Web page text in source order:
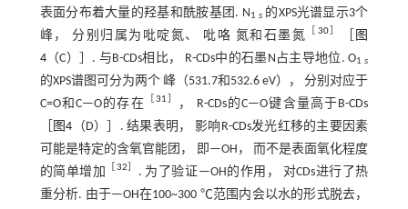
表面分布着大量的羟基和酰胺基团. N1 s的XPS光谱显示3个
峰， 分别归属为吡啶氮、 吡咯 氮和石墨氮
［ 30］
图
4（C）］. 与B-CDs相比， R-CDs中的石墨N占主导地位. O1 s
的XPS谱图可分为两个 峰（531.7和532.6 eV）， 分别对应于
C=O和C—O的存在 ［31］
， R-CDs的C—O键含量高于B-CDs
图4 （D）］. 结果表明， 影响R-CDs发光红移的主要因素
可能是特定的含氧官能团， 即—OH， 而不是表面氧化程度
的简单增加
［32］
. 为了验证—OH的作用， 对CDs进行了热
重分析. 由于—OH在100~300 ℃范围内会以水的形式脱去，